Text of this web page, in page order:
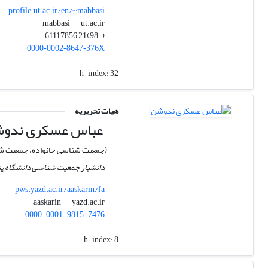
profile.ut.ac.ir/en/~mabbasi
mabbasi
ut.ac.ir
(+98)21 61117856
0000‑0002‑8647‑376X
h-index:32
هیات تحریریه
عباس عسکری
(جمعیت شناسی خانواده، جمعیت
دانشیار جمعیت شناسی دانشگاه
pws.yazd.ac.ir/aaskarin/fa
aaskarin
yazd.ac.ir
0000-0001-9815-7476
h-index:8